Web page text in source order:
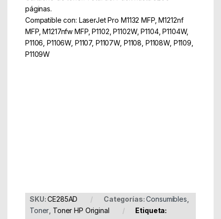
páginas.
Compatible con: LaserJet Pro M1132 MFP, M1212nf
MFP, M1217nfw MFP, P1102, P1102W, P1104, P1104W,
P1106, P1106W, P1107, P1107W, P1108, P1108W, P1109,
P1109W
SKU:CE285AD Categorías:Consumibles
Toner Toner HP Original
Etiqueta: